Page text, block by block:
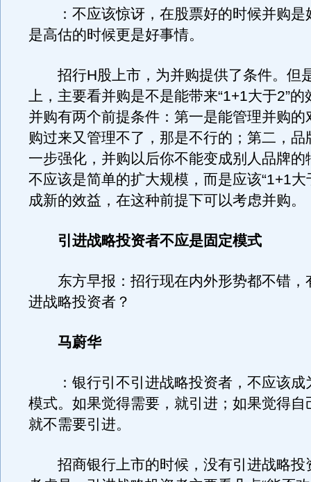
：不应该惊讶，在股票好的时候并购是
是高估的时候更是好事情。
招行H股上市，为并购提供了条件。但
上，主要看并购是不是能带来“1+1大于2”的
并购有两个前提条件：第一是能管理并购的
购过来又管理不了，那是不行的；第二，品
一步强化，并购以后你不能变成别人品牌的
不应该是简单的扩大规模，而是应该“1+1大
成新的效益，在这种前提下可以考虑并购。
引进战略投资者不应是固定模式
东方早报：招行现在内外形势都不错，
进战略投资者？
马蔚华
：银行引不引进战略投资者，不应该成
模式。如果觉得需要，就引进；如果觉得自
就不需要引进。
招商银行上市的时候，没有引进战略投